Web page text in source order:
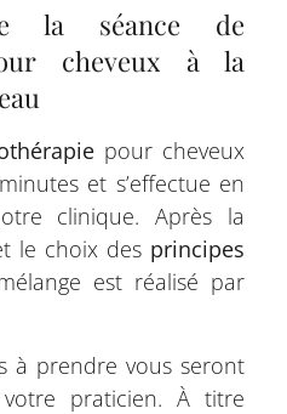
la séance de
cheveux à la
pour cheveux
et s’effectue en
clinique. Après la
le choix des principes
est réalisé par
à prendre vous seront
praticien. À titre